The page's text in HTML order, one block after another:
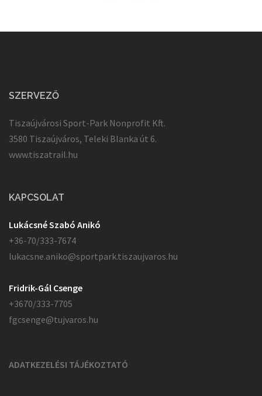
SZERVEZŐ
Tiszaújvárosi Sport-Park Nonprofit Kft.
3580 Tiszaújváros, Teleki Blanka út 6.
www.tiszatrail.hu
KAPCSOLAT
Lukácsné Szabó Anikó
+36-70/333-7674
lukacsne.aniko@sportpark.tiszaujvaros.hu
Fridrik-Gál Csenge
+3670/333-7705
fgcsenge@tujvaros.hu
ADATKEZELÉSI TÁJÉKOZTATÓ